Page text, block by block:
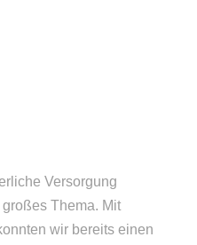
Versorgung
Thema. Mit
wir bereits einen